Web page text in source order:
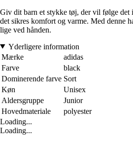
Giv dit barn et stykke tøj, der vil følge det
det sikres komfort og varme. Med denne
lige ved hånden.
Yderligere information
Mærke
adidas
Farve
black
Dominerende farve Sort
Køn
Unisex
Aldersgruppe
Junior
Hovedmateriale
polyester
Loading...
Loading...